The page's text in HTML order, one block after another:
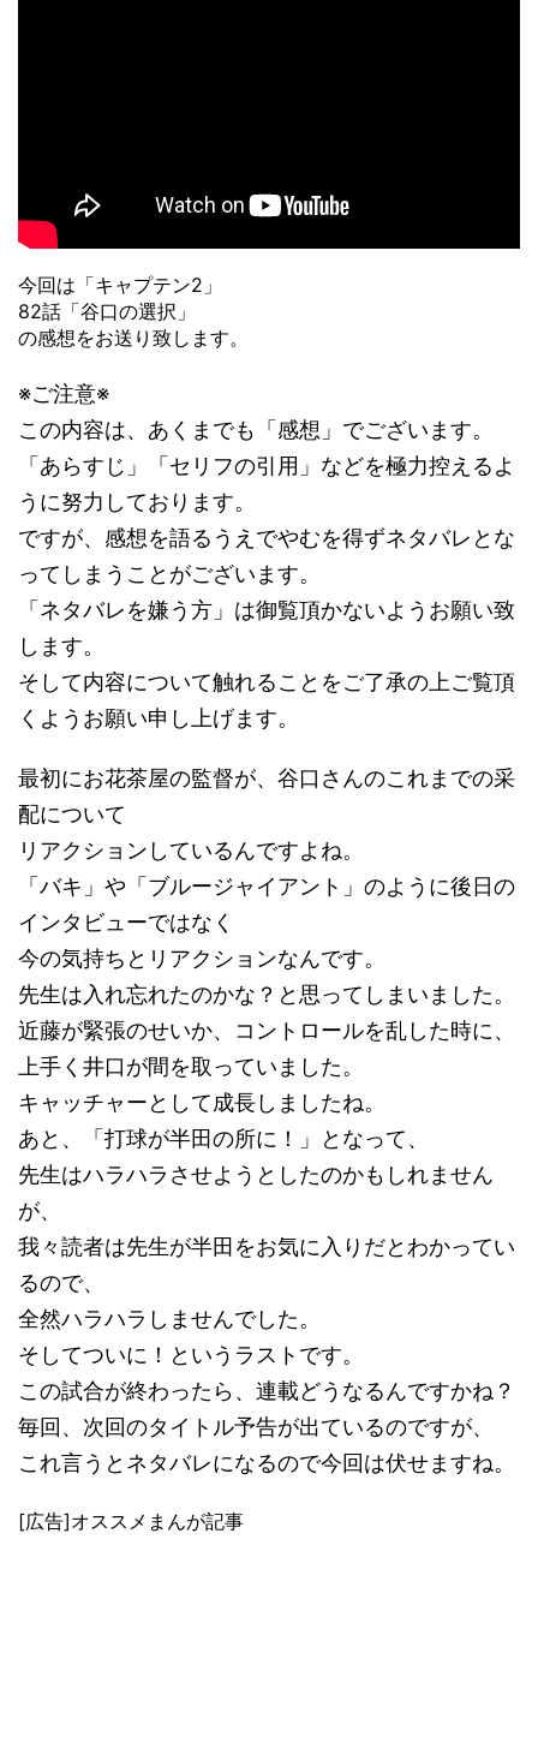
今回は「キャプテン2」
82話「谷口の選択」
の感想をお送り致します。
※ご注意※
この内容は、あくまでも「感想」でございます。
「あらすじ」「セリフの引用」などを極力控えるよ
うに努力しております。
ですが、感想を語るうえでやむを得ずネタバレとな
ってしまうことがございます。
「ネタバレを嫌う方」は御覧頂かないようお願い致
します。
そして内容について触れることをご了承の上ご覧頂
くようお願い申し上げます。
最初にお花茶屋の監督が、谷口さんのこれまでの采
配について
リアクションしているんですよね。
「バキ」や「ブルージャイアント」のように後日の
インタビューではなく
今の気持ちとリアクションなんです。
先生は入れ忘れたのかな？と思ってしまいました。
近藤が緊張のせいか、コントロールを乱した時に、
上手く井口が間を取っていました。
キャッチャーとして成長しましたね。
あと、「打球が半田の所に！」となって、
先生はハラハラさせようとしたのかもしれません
が、
我々読者は先生が半田をお気に入りだとわかってい
るので、
全然ハラハラしませんでした。
そしてついに！というラストです。
この試合が終わったら、連載どうなるんですかね？
毎回、次回のタイトル予告が出ているのですが、
これ言うとネタバレになるので今回は伏せますね。
[広告]オススメまんが記事